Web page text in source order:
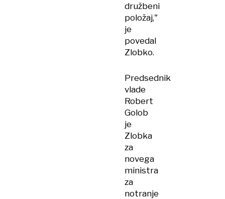
družbeni
položaj,"
je
povedal
Zlobko.
Predsednik
vlade
Robert
Golob
je
Zlobka
za
novega
ministra
za
notranje